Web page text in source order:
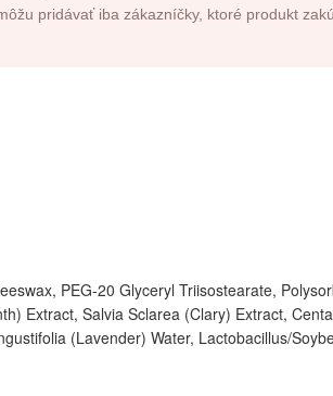
pridávať iba zákazníčky, ktoré produkt
PEG-20 Glyceryl Triisostearate,
Extract, Salvia Sclarea (Clary) Extract,
(Lavender) Water, Lactobacillus/